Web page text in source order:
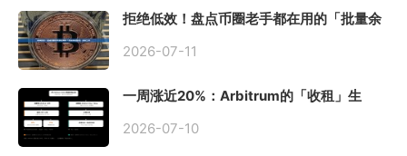
拒绝低效！盘点币圈老手都在用的「批量余
2026-07-11
一周涨近20%：Arbitrum的「收租」生
2026-07-10